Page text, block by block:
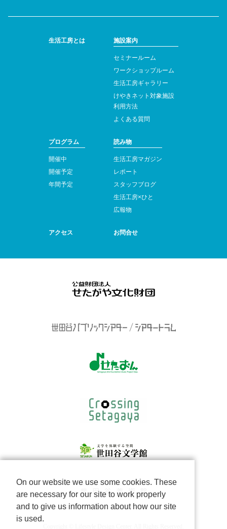
生活工房とは 施設案内
セミナールーム
ワークショップルーム
生活工房ギャラリー
けやきネット対象施設
利用方法
よくある質問
プログラム
開催中
開催予定
年間予定
読み物
生活工房マガジン
レポート
スタッフブログ
生活工房×ひと
広報物
アクセス お問合せ
On our website we use some cookies. These
are necessary for our site to work properly
and to give us information about how our site
is used.